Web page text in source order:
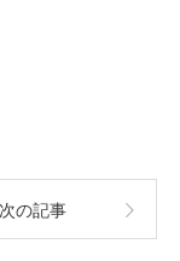
次の記事